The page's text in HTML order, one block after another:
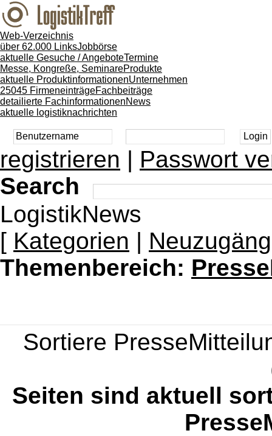
Web-Verzeichnis
über 62.000 LinksJobbörse
aktuelle Gesuche / AngeboteTermine
Messe, Kongreße, SeminareProdukte
aktuelle ProduktinformationenUnternehmen
25045 FirmeneinträgeFachbeiträge
detailierte FachinformationenNews
aktuelle logistiknachrichten
registrieren | Passwort
Search
LogistikNews
[ Kategorien |
Themenbereich:
Sortiere
Seiten sind aktuell